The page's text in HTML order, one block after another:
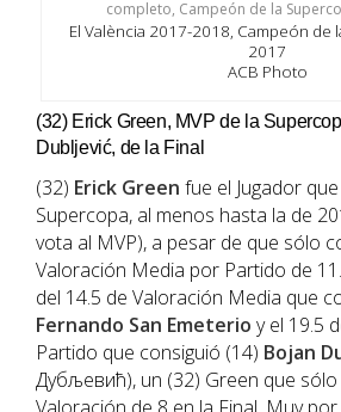
El València 2017-2018, Campeón de
2017
ACB Photo
(32) Erick Green, MVP de la
Dubljević, de la Final
(32) Erick Green fue el Jugador
Supercopa, al menos hasta la de
vota al MVP), a pesar de que sólo
Valoración Media por Partido de
del 14.5 de Valoración Media que
Fernando San Emeterio y el 19.5
Partido que consiguió (14) Bojan
Дубљевић), un (32) Green que